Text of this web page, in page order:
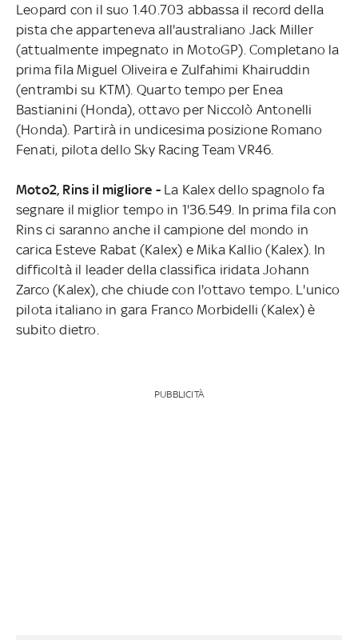
Leopard con il suo 1.40.703 abbassa il record della
pista che apparteneva all'australiano Jack Miller
(attualmente impegnato in MotoGP). Completano la
prima fila Miguel Oliveira e Zulfahimi Khairuddin
(entrambi su KTM). Quarto tempo per Enea
Bastianini (Honda), ottavo per Niccolò Antonelli
(Honda). Partirà in undicesima posizione Romano
Fenati, pilota dello Sky Racing Team VR46.
Moto2, Rins il migliore -La Kalex dello spagnolo fa
segnare il miglior tempo in 1'36.549. In prima fila con
Rins ci saranno anche il campione del mondo in
carica Esteve Rabat (Kalex) e Mika Kallio (Kalex). In
difficoltà il leader della classifica iridata Johann
Zarco (Kalex), che chiude con l'ottavo tempo. L'unico
pilota italiano in gara Franco Morbidelli (Kalex) è
subito dietro.
PUBBLICITÀ